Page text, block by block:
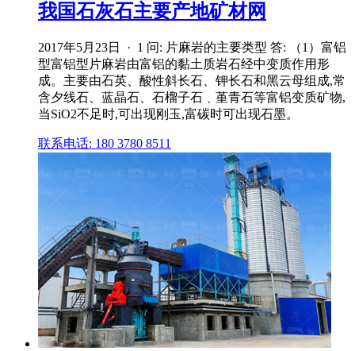
我国石灰石主要产地矿材网
2017年5月23日 · 1 问: 片麻岩的主要类型 答: （1）富铝
型富铝型片麻岩由富铝的黏土质岩石经中变质作用形
成。主要由石英、酸性斜长石、钾长石和黑云母组成,常
含夕线石、蓝晶石、石榴子石﹑堇青石等富铝变质矿物,
当SiO2不足时,可出现刚玉,富碳时可出现石墨。
联系电话: 180 3780 8511